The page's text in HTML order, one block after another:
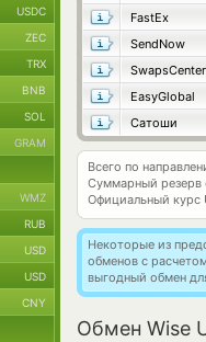
FastEx
SendNow
SwapsCenter
EasyGlobal
Сатоши
Всего по
Суммарный резерв
Официальный курс
Некоторые из
обменов с
выгодный обмен
Обмен Wise
USDC
ZEC
TRX
BNB
SOL
GRAM
WMZ
RUB
USD
USD
CNY